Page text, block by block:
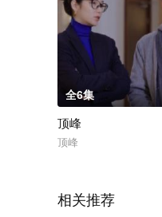
全6集
顶峰
顶峰
相关推荐